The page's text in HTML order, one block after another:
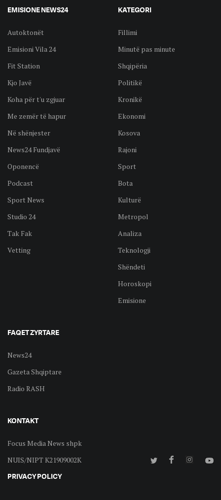
EMISIONE NEWS24
Autoktonët
Emisioni Vila 24
Fit Station
Kjo Javë
Koha për t'u zgjuar
Me zemër të hapur
Në shënjester
News24 Fundjavë
Oponencë
Podcast
Sport News
Studio 24
Tak Fak
Vetting
KATEGORI
Fillimi
Minutë pas minute
Shqipëria
Politikë
Kronikë
Ekonomi
Kosova
Rajoni
Sport
Bota
Kulturë
Metropol
Analiza
Teknologji
Shëndeti
Horoskopi
Emisione
FAQET ZYRTARE
News24
Gazeta Shqiptare
Radio RASH
KONTAKT
Focus Media News shpk
NUIS/NIPT K21909002K
PRIVACY POLICY